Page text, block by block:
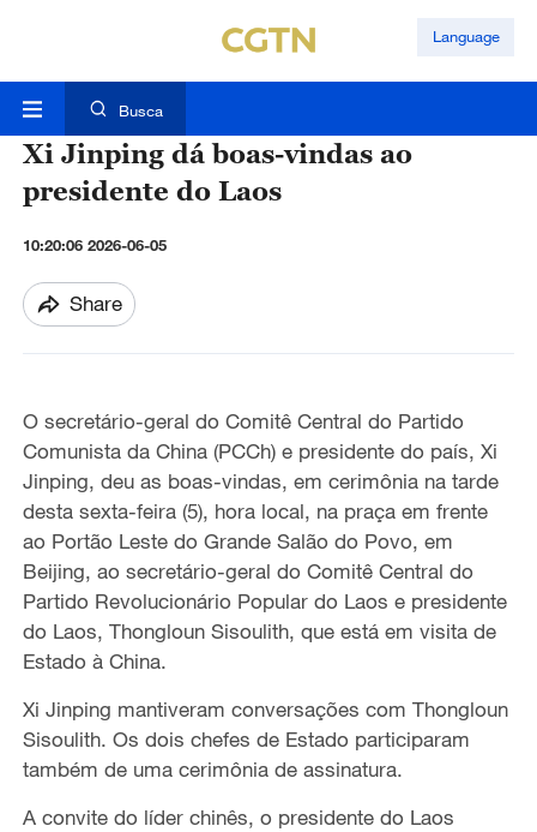
Language
Busca
Xi Jinping dá boas-vindas ao
presidente do Laos
10:20:06 2026-06-05
Share
O secretário-geral do Comitê Central do Partido
Comunista da China (PCCh) e presidente do país, Xi
Jinping, deu as boas-vindas, em cerimônia na tarde
desta sexta-feira (5), hora local, na praça em frente
ao Portão Leste do Grande Salão do Povo, em
Beijing, ao secretário-geral do Comitê Central do
Partido Revolucionário Popular do Laos e presidente
do Laos, Thongloun Sisoulith, queestá em visita de
Estado à China.
Xi Jinping mantiveram conversações com Thongloun
Sisoulith. Os dois chefes de Estado participaram
também de uma cerimônia de assinatura.
A convite do líderchinês, o presidente do Laos